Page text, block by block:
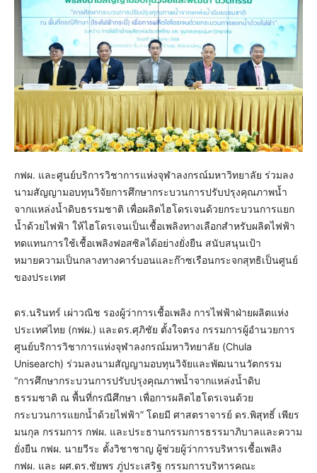
กฟผ. และศูนย์บริการวิชาการแห่งจุฬาลงกรณ์มหาวิทยาลัย ร่วมลง
นามสัญญามอบทุนวิจัยการศึกษากระบวนการปรับปรุงคุณภาพน้ำ
จากแหล่งน้ำดิบธรรมชาติ เพื่อผลิตไฮโดรเจนด้วยกระบวนการแยก
น้ำด้วยไฟฟ้า ให้ไฮโดรเจนเป็นเชื้อเพลิงทางเลือกสำหรับผลิตไฟฟ้า
ทดแทนการใช้เชื้อเพลิงฟอสซิลได้อย่างยั่งยืน สนับสนุนเป้า
หมายความเป็นกลางทางคาร์บอนและก๊าซเรือนกระจกสุทธิเป็นศูนย์
ของประเทศ
ดร.นรินทร์ เผ่าวณิช รองผู้ว่าการเชื้อเพลิง การไฟฟ้าฝ่ายผลิตแห่ง
ประเทศไทย (กฟผ.) และดร.ศุภิชัย ตั้งใจตรง กรรมการผู้อำนวยการ
ศูนย์บริการวิชาการแห่งจุฬาลงกรณ์มหาวิทยาลัย (Chula
Unisearch) ร่วมลงนามสัญญามอบทุนวิจัยและพัฒนานวัตกรรม
“การศึกษากระบวนการปรับปรุงคุณภาพน้ำจากแหล่งน้ำดิบ
ธรรมชาติ ณ พื้นที่กรณีศึกษา เพื่อการผลิตไฮโดรเจนด้วย
กระบวนการแยกน้ำด้วยไฟฟ้า” โดยมี ศาสตราจารย์ ดร.พิสุทธิ์ เพียร
มนกุล กรรมการ กฟผ. และประธานกรรมการธรรมาภิบาลและความ
ยั่งยืน กฟผ. นายวีระ ตั้งวิชาชาญ ผู้ช่วยผู้ว่าการบริหารเชื้อเพลิง
กฟผ. และ ผศ.ดร.ชัยพร ภู่ประเสริฐ กรรมการบริหารคณะ